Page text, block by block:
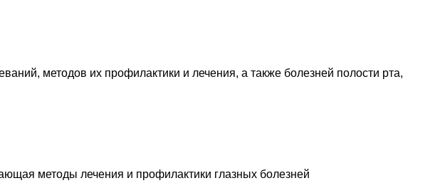
методов их профилактики и лечения, а также болезней полости рта,
методы лечения и профилактики глазных болезней